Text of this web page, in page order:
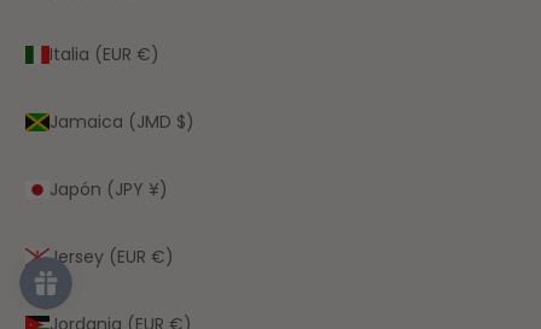
Italia (EUR €)
Jamaica (JMD $)
Japón (JPY ¥)
Jersey (EUR €)
Jordania (EUR €)